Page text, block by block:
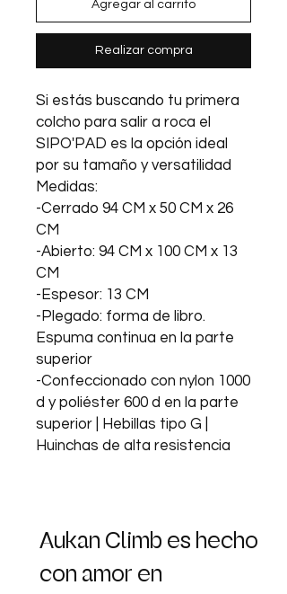
Agregar al carrito
Realizar compra
Si estás buscando tu primera
colcho para salir a roca el
SIPO'PAD es la opción ideal
por su tamaño y versatilidad
Medidas:
-Cerrado 94 CM x 50 CM x 26
CM
-Abierto: 94 CM x 100 CM x 13
CM
-Espesor: 13 CM
-Plegado: forma de libro.
Espuma continua en la parte
superior
-Confeccionado con nylon 1000
d y poliéster 600 d en la parte
superior | Hebillas tipo G |
Huinchas de alta resistencia
Aukan Climb es hecho
con amor en